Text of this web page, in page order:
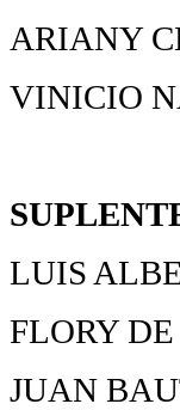
ARIANY
VINICIO
LUIS
FLORY DE
JUAN